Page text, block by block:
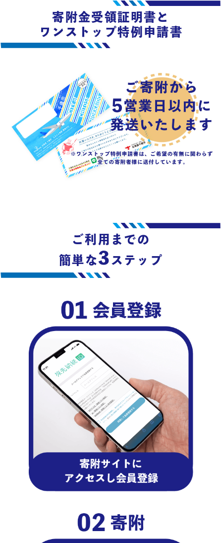
寄附金受領証明書と
ワンストップ特例申請書
ご利用までの
簡単な3 ステップ